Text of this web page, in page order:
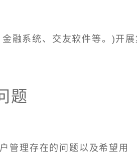
融系统、交友软件等。)开
题
管理存在的问题以及希望用